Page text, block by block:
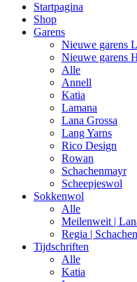
Startpagina
Shop
Garens
Nieuwe garens
Nieuwe garens
Alle
Annell
Katia
Lamana
Lana Grossa
Lang Yarns
Rico Design
Rowan
Schachenmayr
Scheepjeswol
Sokkenwol
Alle
Meilenweit |
Regia |
Tijdschriften
Alle
Katia